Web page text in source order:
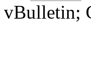
vBulletin;